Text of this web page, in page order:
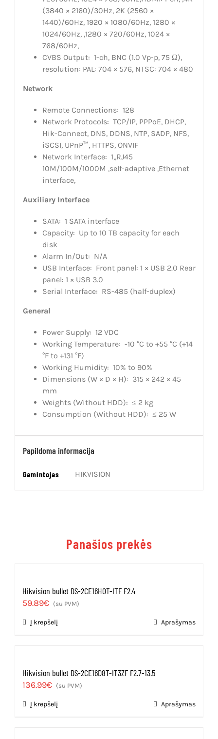
(3840 × 2160)/30Hz, 2K (2560 ×
1440)/60Hz, 1920 × 1080/60Hz, 1280 ×
1024/60Hz, ,1280 × 720/60Hz, 1024 ×
768/60Hz,
CVBS Output: 1-ch, BNC (1.0 Vp-p, 75 Ω),
resolution: PAL: 704 × 576, NTSC: 704 × 480
Network
Remote Connections: 128
Network Protocols: TCP/IP, PPPoE, DHCP,
Hik-Connect, DNS, DDNS, NTP, SADP, NFS,
iSCSI, UPnP™, HTTPS, ONVIF
Network Interface: 1,,RJ45
10M/100M/1000M ,self-adaptive ,Ethernet
interface,
Auxiliary Interface
SATA: 1 SATA interface
Capacity: Up to 10 TB capacity for each
disk
Alarm In/Out: N/A
USB Interface: Front panel: 1 × USB 2.0 Rear
panel: 1 × USB 3.0
Serial Interface: RS-485 (half-duplex)
General
Power Supply: 12 VDC
Working Temperature: -10 °C to +55 °C (+14
°F to +131 °F)
Working Humidity: 10% to 90%
Dimensions (W × D × H): 315 × 242 × 45
mm
Weights (Without HDD): ≤ 2 kg
Consumption (Without HDD): ≤ 25 W
Papildoma informacija
Gamintojas HIKVISION
Panašios prekės
Hikvision bullet DS-2CE16H0T-ITF F2.4
59.89€ (su PVM)
Į krepšelį Aprašymas
Hikvision bullet DS-2CE16D8T-IT3ZF F2.7-13.5
136.99€ (su PVM)
Į krepšelį Aprašymas